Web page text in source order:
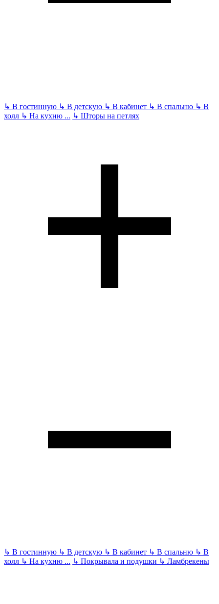
↳ В гостинную ↳ В детскую ↳ В кабинет ↳ В спальню ↳ В
холл ↳ На кухню ... ↳ Шторы на петлях
↳ В гостинную ↳ В детскую ↳ В кабинет ↳ В спальню ↳ В
холл ↳ На кухню ... ↳ Покрывала и подушки ↳ Ламбрекены